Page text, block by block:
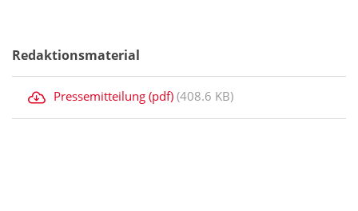
Redaktionsmaterial
Pressemitteilung (pdf) (408.6 KB)